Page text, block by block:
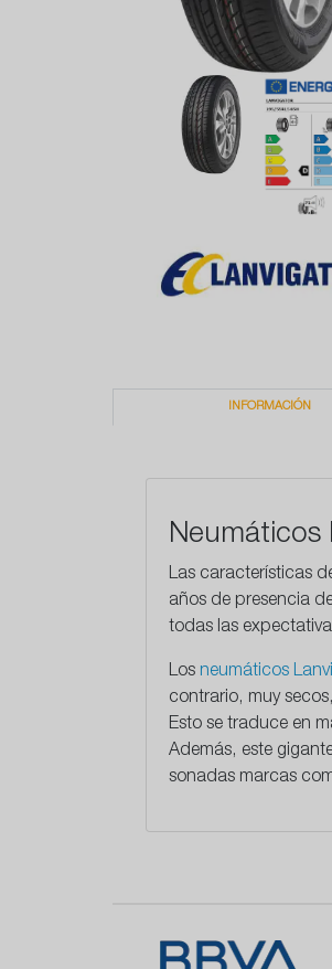
INFORMACIÓN
Neumáticos
Las características
años de presencia
todas las
​Los neumáticos
contrario, muy
Esto se traduce en
Además, este
sonadas marcas